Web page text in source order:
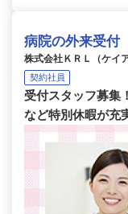
病院の外来受付
株式会社ＫＲＬ（ケイ
契約社員
受付スタッフ募集
など特別休暇が充